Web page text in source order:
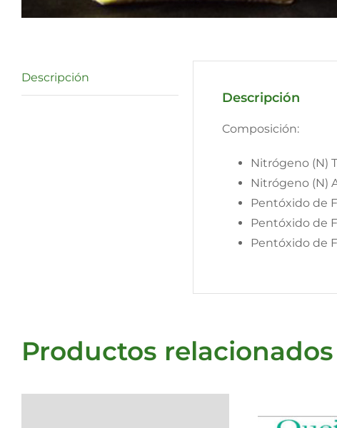
Descripción
Descripción
Composición:
Nitrógeno (N)
Nitrógeno (N)
Pentóxido de
Pentóxido de
Pentóxido de
Productos relacionados